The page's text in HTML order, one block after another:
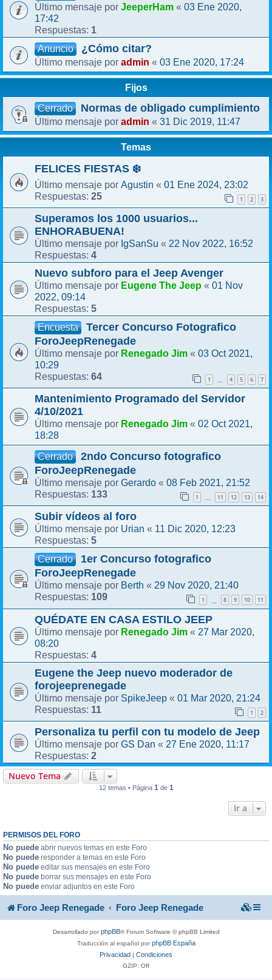
Último mensaje por JeeperHam « 03 Ene 2020,
17:42
Respuestas: 1
Anuncio ¿Cómo citar?
Último mensaje por admin « 03 Ene 2020, 17:24
Fijos
Cerrado Normas de obligado cumplimiento
Último mensaje por admin « 31 Dic 2019, 11:47
Temas
FELICES FIESTAS ❄️
Último mensaje por Agustin « 01 Ene 2024, 23:02
Respuestas: 25 1 2 3
Superamos los 1000 usuarios...
ENHORABUENA!
Último mensaje por IgSanSu « 22 Nov 2022, 16:52
Respuestas: 4
Nuevo subforo para el Jeep Avenger
Último mensaje por Eugene The Jeep « 01 Nov
2022, 09:14
Respuestas: 5
Encuesta
Tercer Concurso Fotografico
ForoJeepRenegade
Último mensaje por Renegado Jim « 03 Oct 2021,
10:29
Respuestas: 64 1 … 4 5 6 7
Mantenimiento Programado del Servidor
4/10/2021
Último mensaje por Renegado Jim « 02 Oct 2021,
18:28
Cerrado
2ndo Concurso fotografico
ForoJeepRenegade
Último mensaje por Gerardo « 08 Feb 2021, 21:52
Respuestas: 133 1 … 11 12 13 14
Subir vídeos al foro
Último mensaje por Urian « 11 Dic 2020, 12:23
Respuestas: 5
Cerrado
1er Concurso fotografico
ForoJeepRenegade
Último mensaje por Berth « 29 Nov 2020, 21:40
Respuestas: 109 1 8 9 10 11
QUÉDATE EN CASA ESTILO JEEP
Último mensaje por Renegado Jim « 27 Mar 2020,
08:20
Respuestas: 4
Eugene the Jeep nuevo moderador de
forojeeprenegade
Último mensaje por SpikeJeep « 01 Mar 2020, 21:24
Respuestas: 11 1 2
Personaliza tu perfil con tu modelo de Jeep
Último mensaje por GS Dan « 27 Ene 2020, 11:17
Respuestas: 2
Nuevo Tema
12 temas • Página 1 de 1
Ir a
PERMISOS DEL FORO
No puede abrir nuevos temas en este Foro
No puede responder a temas en este Foro
No puede editar sus mensajes en este Foro
No puede borrar sus mensajes en este Foro
No puede enviar adjuntos en este Foro
Foro Jeep Renegade Foro Jeep Renegade
Desarrollado porphpBB® Forum Software © phpBB Limited
Traducción al español porphpBB España
Privacidad | Condiciones
GZIP: Off